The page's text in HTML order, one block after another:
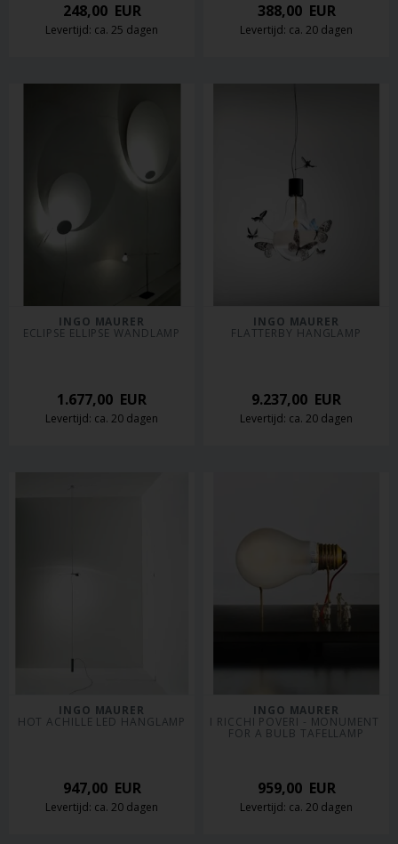
248,00EUR
Levertijd: ca. 25 dagen
388,00EUR
Levertijd: ca. 20 dagen
INGO MAURER
ECLIPSE ELLIPSE WANDLAMP
1.677,00 EUR
Levertijd: ca. 20 dagen
INGO MAURER
FLATTERBY HANGLAMP
9.237,00 EUR
Levertijd: ca. 20 dagen
INGO MAURER
HOT ACHILLE LED HANGLAMP
947,00EUR
Levertijd: ca. 20 dagen
INGO MAURER
I RICCHI POVERI - MONUMENT
FOR A BULB TAFELLAMP
959,00EUR
Levertijd: ca. 20 dagen